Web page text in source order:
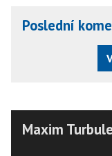
Poslední
Maxim